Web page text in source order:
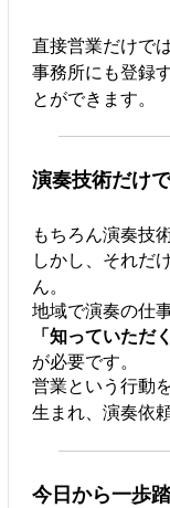
直接営業だけで
事務所にも登録
とができます。
演奏技術だけ
もちろん演奏技
しかし、それだ
ん。
地域で演奏の仕
「知っていただ
が必要です。
営業という行動
生まれ、演奏依
今日から一歩